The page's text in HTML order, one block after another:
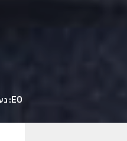
EO: נעים להכיר